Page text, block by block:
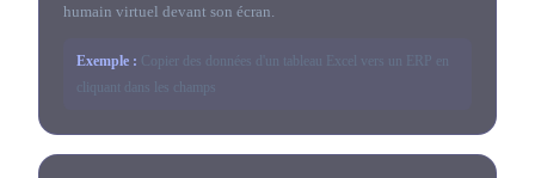
humain virtuel devant son écran.
Exemple : Copier des données d'un tableau Excel vers un ERP en
cliquant dans les champs